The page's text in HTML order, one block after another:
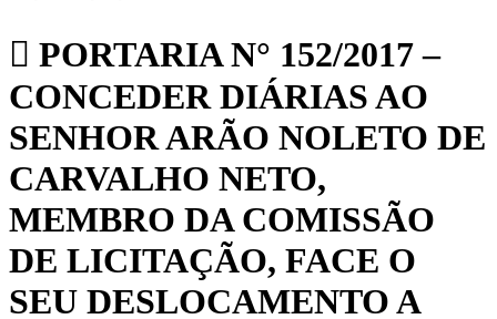
PORTARIA N° 152/2017 –
CONCEDER DIÁRIAS AO
SENHOR ARÃO NOLETO DE
CARVALHO NETO,
MEMBRO DA COMISSÃO
DE LICITAÇÃO, FACE O
SEU DESLOCAMENTO A